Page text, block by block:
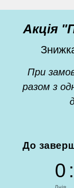
Акція
При
разом з
До
0 :